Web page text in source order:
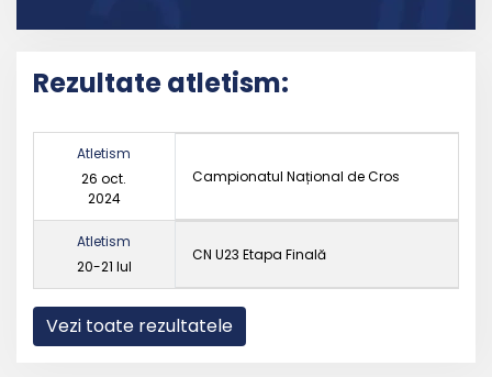
Rezultate atletism:
Atletism
26 oct.
2024
Campionatul Național de Cros
Atletism
20-21 Iul
CN U23 Etapa Finală
Vezi toate rezultatele